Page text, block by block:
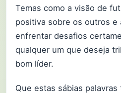
Temas como a visão de
positiva sobre os outros e
enfrentar desafios
qualquer um que deseja
bom líder.
Que estas sábias